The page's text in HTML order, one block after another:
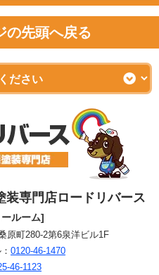
の先頭へ戻る
装専門店ロードリバース
ルーム]
原町280-2第6泉洋ビル1F
0120-46-1470
46-1123